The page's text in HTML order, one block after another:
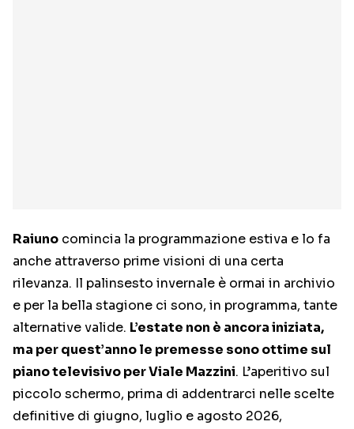
Raiuno comincia la programmazione estiva e lo fa
anche attraverso prime visioni di una certa
rilevanza. Il palinsesto invernale è ormai in archivio
e per la bella stagione ci sono, in programma, tante
alternative valide. L’estate non è ancora iniziata,
ma per quest’anno le premesse sono ottime sul
piano televisivo per Viale Mazzini. L’aperitivo sul
piccolo schermo, prima di addentrarci nelle scelte
definitive di giugno, luglio e agosto 2026,